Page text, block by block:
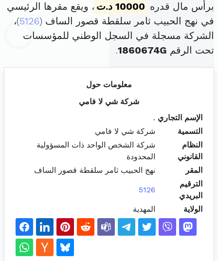
برأس مال قدره 10000 د.ت
، ويقع مقرها الرئيسي
في نهج الحبيب ثامر سلقطة قصور الساف (5126)،
الشركة مسجلة في السجل الوطني للمؤسسات
تحت الرقم 1860674G
.
معلومات حول
شركة شي لا فامي
الإسم التجاري .
التسمية
شركة شي لا فامي
النظام
القانوني
شركة الشخص الواحد ذات المسؤولية
المحدودة
المقر
نهج الحبيب ثامر سلقطة قصور الساف
الترقيم
البريدي
5126
الولاية المهدية